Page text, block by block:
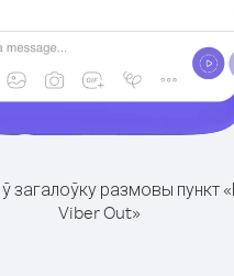
загалоўку размовы пункт
Viber Out»